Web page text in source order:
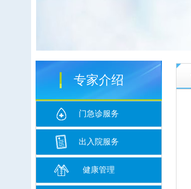
专家介绍
门急诊服务
出入院服务
健康管理